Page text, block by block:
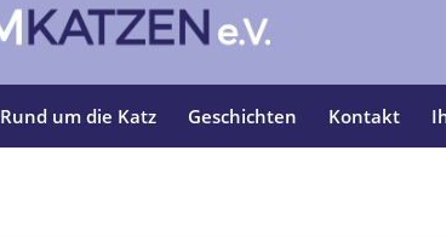
Rund um die Katz Geschichten Kontakt